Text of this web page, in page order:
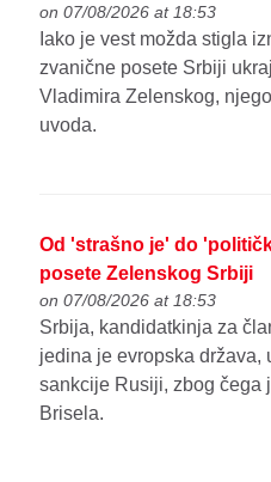
on 07/08/2026 at 18:53
Iako je vest možda stigla
zvanične posete Srbiji
Vladimira Zelenskog,
uvoda.
Od 'strašno je' do
posete Zelenskog Srbiji
on 07/08/2026 at 18:53
Srbija, kandidatkinja za
jedina je evropska
sankcije Rusiji, zbog čega
Brisela.